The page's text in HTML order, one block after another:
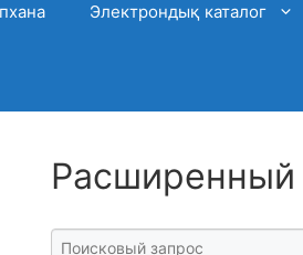
Электрондық каталог
Расширенный